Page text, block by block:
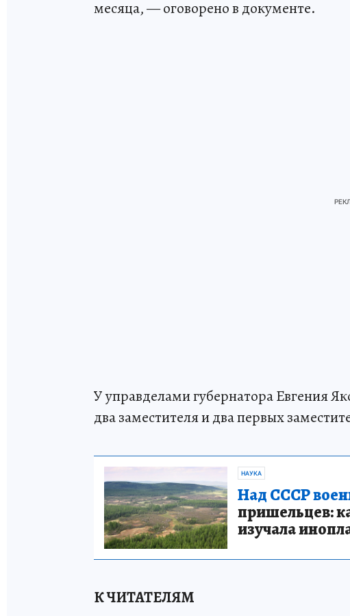
месяца, — оговорено в документе.
У управделами губернатора Евгения
два заместителя и два первых
НАУКА
Над СССР
пришельцев:
изучала
К ЧИТАТЕЛЯМ